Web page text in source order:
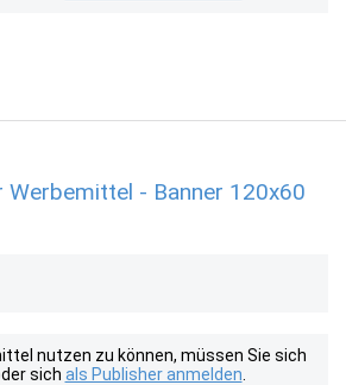
Werbemittel - Banner 120x60
nutzen zu können, müssen Sie sich
sich als Publisher anmelden